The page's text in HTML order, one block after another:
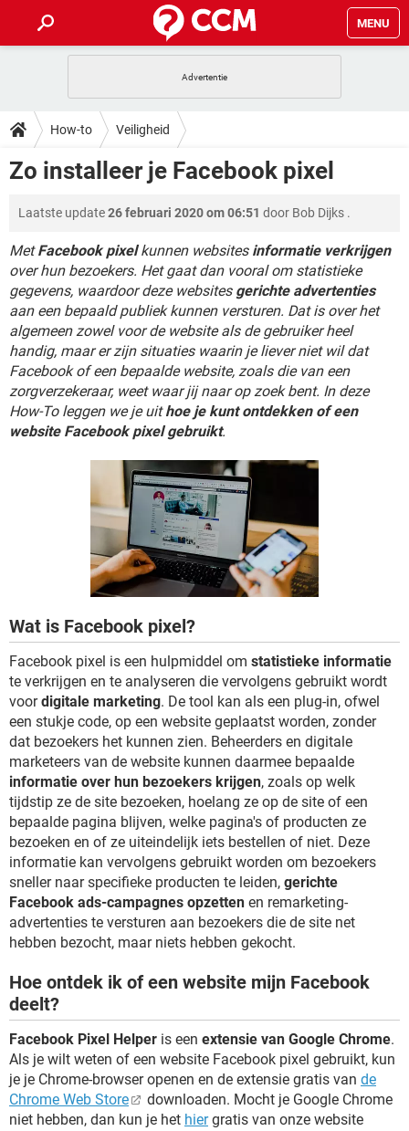
MENU
INSTAGRAM
NETFLIX CORONAVIRUS
HOW-TO
VIDEOBELLEN
INSTAGRAM WINDOWS 10
NETFLIX CORONAVIRUS
GRATIS SNAPCHAT
TIKTOK
DOWNLOADS
NETFLIX CORONAVIRUS
GRATIS SNAPCHAT
FORUM
VIDEOBELLEN GAMES
INSTAGRAM WINDOWS 10
NETFLIX CORONAVIRUS
GRATIS SNAPCHAT
TIKTOK
ARTIKELEN
VIDEOBELLEN GAMES
INSTAGRAM
NETFLIX CORONAVIRUS
TIKTOK
How-to Veiligheid
Zo installeer je Facebook pixel
Laatste update26 februari 2020 om 06:51 door Bob Dijks .
MetFacebook pixelkunnen websites informatie verkrijgen
over hun bezoekers. Het gaat dan vooral om statistieke
gegevens, waardoor deze websites gerichte advertenties
aan een bepaald publiek kunnen versturen. Dat is over het
algemeen zowel voor de website als de gebruiker heel
handig, maar er zijn situaties waarin je liever niet wil dat
Facebook of een bepaalde website, zoals die van een
zorgverzekeraar, weet waar jij naar op zoek bent. In deze
How-To leggen we je uithoe je kunt ontdekken of een
website Facebook pixel gebruikt.
Wat is Facebook pixel?
Facebook pixel is een hulpmiddel om statistieke informatie
te verkrijgen en te analyseren die vervolgens gebruikt wordt
voordigitale marketing. De tool kan als een plug-in, ofwel
een stukje code, op een website geplaatst worden, zonder
dat bezoekers het kunnen zien. Beheerders en digitale
marketeers van de website kunnen daarmee bepaalde
informatie over hun bezoekers krijgen, zoals op welk
tijdstip ze de site bezoeken, hoelang ze op de site of een
bepaalde pagina blijven, welke pagina's of producten ze
bezoeken en of ze uiteindelijk iets bestellen of niet. Deze
informatie kan vervolgens gebruikt worden om bezoekers
sneller naar specifieke producten te leiden, gerichte
Facebook ads-campagnes opzetten en remarketing-
advertenties te versturen aan bezoekers die de site net
hebben bezocht, maar niets hebben gekocht.
Hoe ontdek ik of een website mijn Facebook
deelt?
Facebook Pixel Helper is een extensie van Google Chrome.
Als je wilt weten of een website Facebook pixel gebruikt, kun
je je Chrome-browser openen en de extensie gratis van de
Chrome Web Store
downloaden. Mocht je Google Chrome
niet hebben, dan kun je het hiergratis van onze website